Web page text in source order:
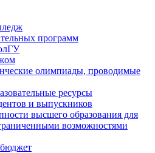
программ
олимпиады, проводимые
ресурсы
и выпускников
высшего образования для
возможностями